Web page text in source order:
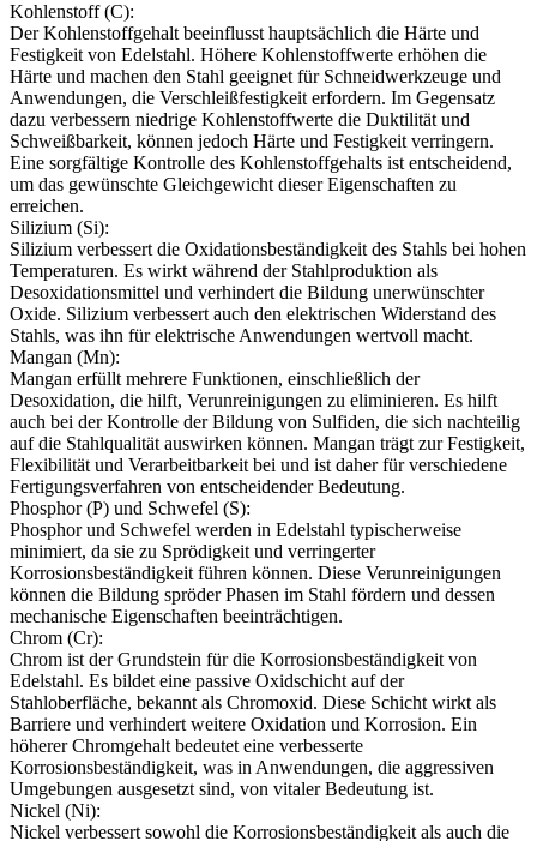
Kohlenstoff (C):
Der Kohlenstoffgehalt beeinflusst hauptsächlich die Härte und
Festigkeit von Edelstahl. Höhere Kohlenstoffwerte erhöhen die
Härte und machen den Stahl geeignet für Schneidwerkzeuge und
Anwendungen, die Verschleißfestigkeit erfordern. Im Gegensatz
dazu verbessern niedrige Kohlenstoffwerte die Duktilität und
Schweißbarkeit, können jedoch Härte und Festigkeit verringern.
Eine sorgfältige Kontrolle des Kohlenstoffgehalts ist entscheidend,
um das gewünschte Gleichgewicht dieser Eigenschaften zu
erreichen.
Silizium (Si):
Silizium verbessert die Oxidationsbeständigkeit des Stahls bei hohen
Temperaturen. Es wirkt während der Stahlproduktion als
Desoxidationsmittel und verhindert die Bildung unerwünschter
Oxide. Silizium verbessert auch den elektrischen Widerstand des
Stahls, was ihn für elektrische Anwendungen wertvoll macht.
Mangan (Mn):
Mangan erfüllt mehrere Funktionen, einschließlich der
Desoxidation, die hilft, Verunreinigungen zu eliminieren. Es hilft
auch bei der Kontrolle der Bildung von Sulfiden, die sich nachteilig
auf die Stahlqualität auswirken können. Mangan trägt zur Festigkeit,
Flexibilität und Verarbeitbarkeit bei und ist daher für verschiedene
Fertigungsverfahren von entscheidender Bedeutung.
Phosphor (P) und Schwefel (S):
Phosphor und Schwefel werden in Edelstahl typischerweise
minimiert, da sie zu Sprödigkeit und verringerter
Korrosionsbeständigkeit führen können. Diese Verunreinigungen
können die Bildung spröder Phasen im Stahl fördern und dessen
mechanische Eigenschaften beeinträchtigen.
Chrom (Cr):
Chrom ist der Grundstein für die Korrosionsbeständigkeit von
Edelstahl. Es bildet eine passive Oxidschicht auf der
Stahloberfläche, bekannt als Chromoxid. Diese Schicht wirkt als
Barriere und verhindert weitere Oxidation und Korrosion. Ein
höherer Chromgehalt bedeutet eine verbesserte
Korrosionsbeständigkeit, was in Anwendungen, die aggressiven
Umgebungen ausgesetzt sind, von vitaler Bedeutung ist.
Nickel (Ni):
Nickel verbessert sowohl die Korrosionsbeständigkeit als auch die